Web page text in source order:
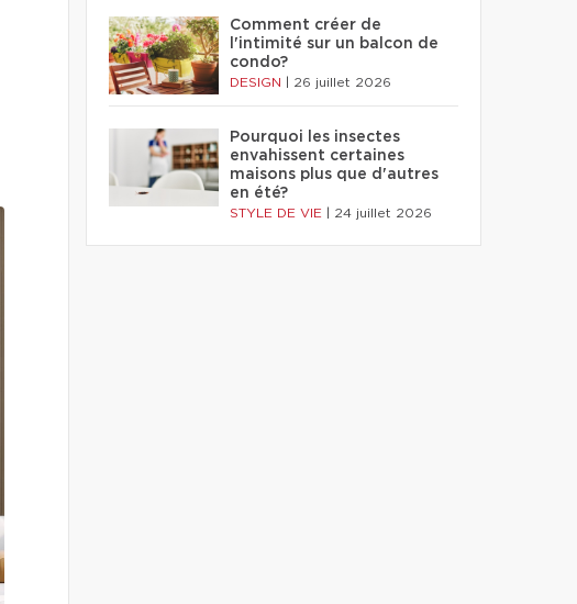
Comment créer de
l'intimité sur un balcon de
condo?
DESIGN 26 juillet 2026
Pourquoi les insectes
envahissent certaines
maisons plus que d'autres
en été?
STYLE DE VIE 24 juillet 2026